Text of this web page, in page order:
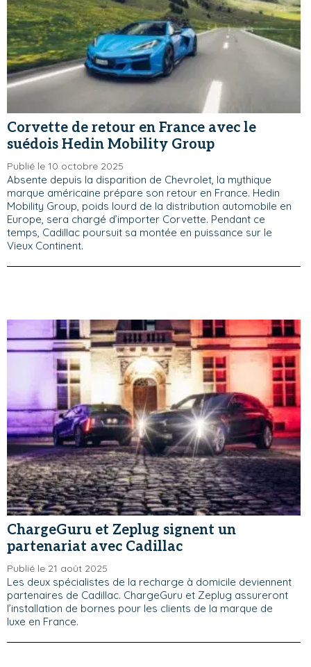
Corvette de retour en France avec le
suédois Hedin Mobility Group
Publié le 10 octobre 2025
Absente depuis la disparition de Chevrolet, la mythique
marque américaine prépare son retour en France. Hedin
Mobility Group, poids lourd de la distribution automobile en
Europe, sera chargé d’importer Corvette. Pendant ce
temps, Cadillac poursuit sa montée en puissance sur le
Vieux Continent.
ChargeGuru et Zeplug signent un
partenariat avec Cadillac
Publié le 21 août 2025
Les deux spécialistes de la recharge à domicile deviennent
partenaires de Cadillac. ChargeGuru et Zeplug assureront
l’installation de bornes pour les clients de la marque de
luxe en France.